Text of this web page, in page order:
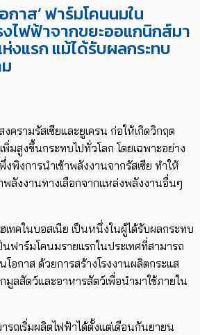
กาส’ ฟาร์มโคนนมใน
งไฟฟ้าจากขยะออแกนิกส์มา
ห่งแรก แม้ได้รับผลกระทบ
ครามรัสเซียและยูเครน ก่อให้เกิดวิกฤต
มสูงขึ้นกระทบไปทั่วโลก โดยเฉพาะอย่าง
งพิงการนำเข้าพลังงานจากรัสเซีย ทำให้
ลังงานทางเลือกจากแหล่งพลังงานอื่นๆ
เทคในบอสเนีย​ เป็นหนึ่งในผู้ได้รับผลกระทบ
นฟาร์มโคนมรายแรกในประเทศที่สามารถ
อกาส ​ด้วยการสร้างโรงงานผลิตกระแส
ลสัตว์และอาหารสัตว์เพื่อนำมาใช้ภายใน
รถเริ่มผลิตไฟฟ้าได้ตั้งแต่เดือนกันยายน